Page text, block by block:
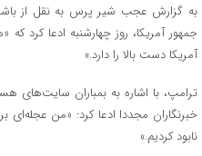
به گزارش عجب شیر پرس به نقل از
جمهور آمریکا، روز چهارشنبه ادعا کرد
آمریکا دست بالا را دارد.»
ترامپ، با اشاره به بمباران سایت‌های
خبرنگاران مجددا ادعا کرد: «من عجله‌ای
نابود کردیم.»